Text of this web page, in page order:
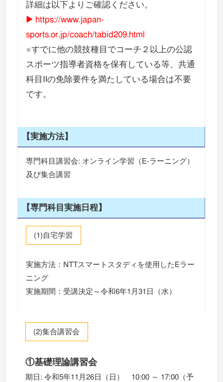
詳細は以下よりご確認ください。
https://www.japan-
sports.or.jp/coach/tabid209.html
※すでに他の競技種目でコーチ２以上の公認
スポーツ指導者資格を保有している等、共通
科目Ⅱの免除要件を満たしている場合は不要
です。
【実施方法】
専門科目講習会: オンライン学習（E-ラーニング）
及び集合講習
【専門科目実施日程】
(1)自宅学習
実施方法：NTTスマートスタディを使用したEラー
ニング
実施期間：受講決定～令和6年1月31日（水）
(2)集合講習会
①基礎理論講習会
期日: 令和5年11月26日（日） 10:00 ～ 17:00（予